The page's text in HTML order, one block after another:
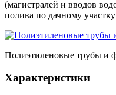
(магистралей и вводов
полива по дачному
Полиэтиленовые трубы и
Характеристики